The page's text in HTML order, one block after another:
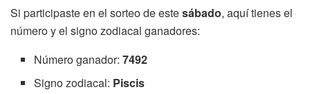
Si participaste en el sorteo de estesábado, aquí tienes el
número y el signo zodiacal ganadores:
Número ganador:7492
Signo zodiacal: Piscis